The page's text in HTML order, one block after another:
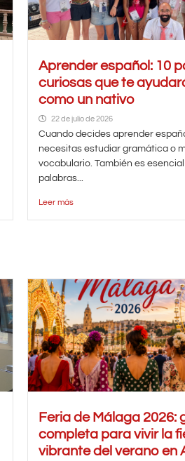
Aprender español: 10
curiosas que te
como un nativo
22 de julio de 2026
Cuando decides aprender
necesitas estudiar gramática o
vocabulario. También es
palabras...
Leer más
Feria de Málaga 2026:
completa para vivir la
vibrante del verano en